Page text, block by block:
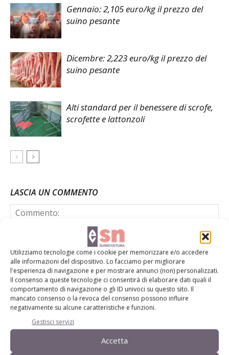
Utilizziamo tecnologie come i cookie per memorizzare e/o accedere
alle informazioni del dispositivo. Lo facciamo per migliorare
l'esperienza di navigazione e per mostrare annunci (non) personalizzati.
Il consenso a queste tecnologie ci consentirà di elaborare dati quali il
comportamento di navigazione o gli ID univoci su questo sito. Il
mancato consenso o la revoca del consenso possono influire
negativamente su alcune caratteristiche e funzioni.
Gestisci servizi
Accetta
Gennaio: 2,105 euro/kg il prezzo del
suino pesante
Dicembre: 2,223 euro/kg il prezzo del
suino pesante
Alti standard per il benessere di scrofe,
scrofette e lattonzoli
LASCIA UN COMMENTO